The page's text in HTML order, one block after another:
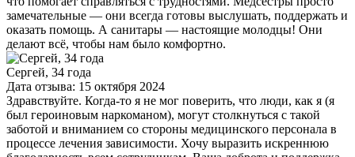
замечательные — они всегда готовы выслушать, поддержать и
оказать помощь. А санитары — настоящие молодцы! Они
делают всё, чтобы нам было комфортно.
Сергей, 34 года
Дата отзыва: 15 октября 2024
Здравствуйте. Когда-то я не мог поверить, что люди, как я (я
был героиновым наркоманом), могут столкнуться с такой
заботой и вниманием со стороны медицинского персонала в
процессе лечения зависимости. Хочу выразить искреннюю